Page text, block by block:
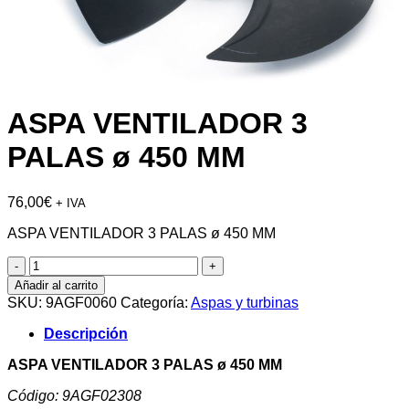
ASPA VENTILADOR 3
PALAS ø 450 MM
76,00€ + IVA
ASPA VENTILADOR 3 PALAS ø 450 MM
ASPA
VENTILADOR
3
PALAS
ø
450
MM
Añadir al carrito
SKU: 9AGF0060 Categoría: Aspas y turbinas
Descripción
ASPA VENTILADOR 3 PALAS ø 450 MM
Código: 9AGF02308